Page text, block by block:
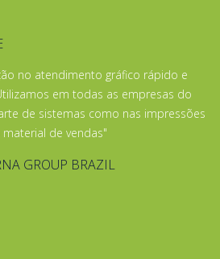
no atendimento gráfico rápido e
em todas as empresas do
de sistemas como nas impressões
de vendas"
GROUP BRAZIL